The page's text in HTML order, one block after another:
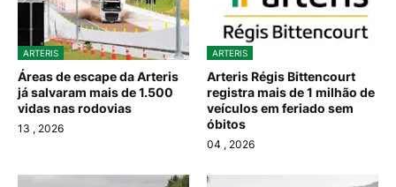
ARTERIS
Áreas de escape da Arteris
já salvaram mais de 1.500
vidas nas rodovias
13 , 2026
ARTERIS
Arteris Régis Bittencourt
registra mais de 1 milhão de
veículos em feriado sem
óbitos
04 , 2026